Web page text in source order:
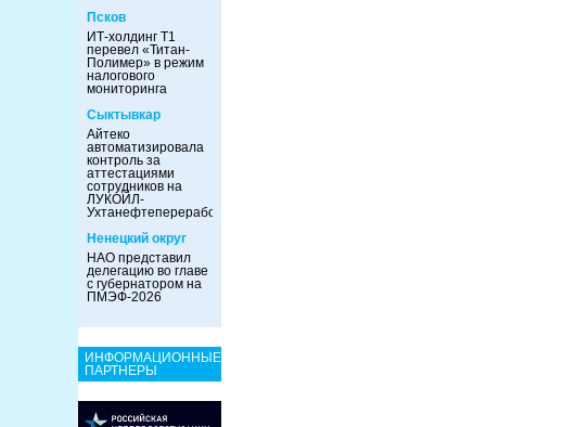
Псков
ИТ-холдинг Т1
перевел «Титан-
Полимер» в режим
налогового
мониторинга
Сыктывкар
Айтеко
автоматизировала
контроль за
аттестациями
сотрудников на
ЛУКОЙЛ-
Ухтанефтепереработка
Ненецкий округ
НАО представил
делегацию во главе
с губернатором на
ПМЭФ-2026
ИНФОРМАЦИОННЫЕ
ПАРТНЕРЫ